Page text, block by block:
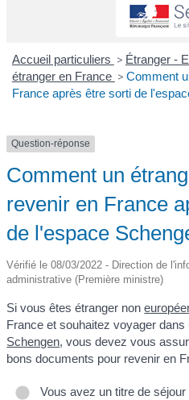
Accueil particuliers > Étranger -
étranger en France > Comment
France après être sorti de
Question-réponse
Comment un
revenir en France
de l'espace
Vérifié le 08/03/2022 - Direction de
administrative (Première ministre)
Si vous êtes étranger non
France et souhaitez voyager
Schengen, vous devez vous
bons documents pour revenir en
Vous avez un titre de séjour